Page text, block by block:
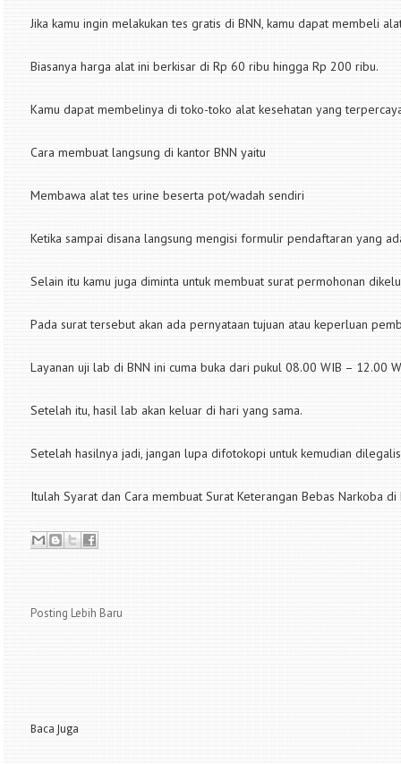
Jika kamu ingin melakukan tes gratis di BNN, kamu dapat membeli
Biasanya harga alat ini berkisar di Rp 60 ribu hingga Rp 200 ribu.
Kamu dapat membelinya di toko-toko alat kesehatan yang
Cara membuat langsung di kantor BNN yaitu
Membawa alat tes urine beserta pot/wadah sendiri
Ketika sampai disana langsung mengisi formulir pendaftaran yang
Selain itu kamu juga diminta untuk membuat surat permohonan
Pada surat tersebut akan ada pernyataan tujuan atau keperluan
Layanan uji lab di BNN ini cuma buka dari pukul 08.00 WIB – 12.00
Setelah itu, hasil lab akan keluar di hari yang sama.
Setelah hasilnya jadi, jangan lupa difotokopi untuk kemudian
Itulah Syarat dan Cara membuat Surat Keterangan Bebas Narkoba
Posting Lebih Baru
Baca Juga